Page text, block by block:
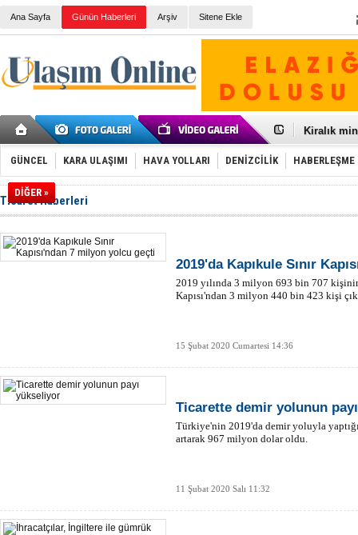
Ana Sayfa Günün Haberleri Arşiv Sitene Ekle
Kiralık
VW'de üst
Ünye
İzmir-
HAVAŞ 21
İran'a ait
'Jet uçak'
Rus savaş
GÜNCEL KARA ULAŞIMI HAVA YOLLARI DENİZCİLİK HABERLEŞME
DİĞER »
Ticaret Haberleri
2019'da Kapıkule Sınır
2019 yılında 3 milyon 693 bin 707
Kapısı'ndan 3 milyon 440 bin 423 kişi
15 Şubat 2020 Cumartesi 14:36
Ticarette demir yolunun
Türkiye'nin 2019'da demir yoluyla
artarak 967 milyon dolar oldu.
11 Şubat 2020 Salı 11:32